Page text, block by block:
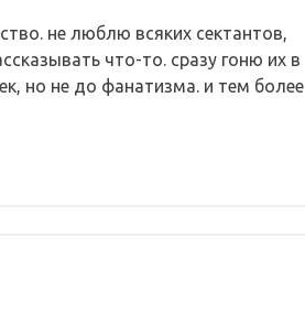
не люблю всяких сектантов,
что-то. сразу гоню их в
но не до фанатизма. и тем более